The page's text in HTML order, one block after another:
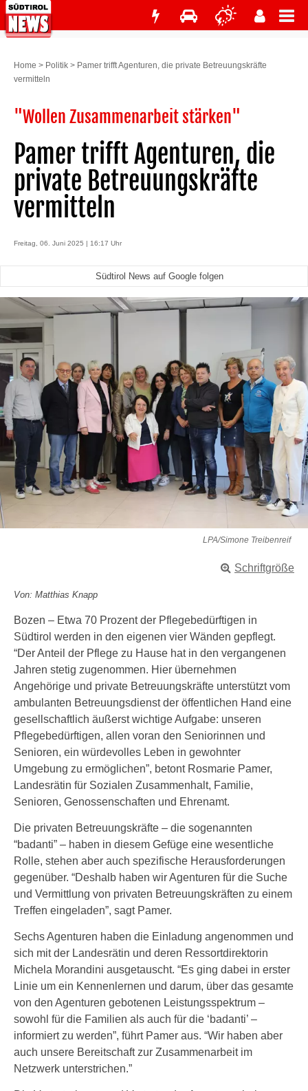
Home > Politik > Pamer trifft Agenturen, die private Betreuungskräfte
vermitteln
"Wollen Zusammenarbeit stärken"
Pamer trifft Agenturen, die
private Betreuungskräfte
vermitteln
Freitag, 06. Juni 2025 | 16:17 Uhr
Südtirol News auf Google folgen
LPA/Simone Treibenreif
Schriftgröße
Von: Matthias Knapp
Bozen – Etwa 70 Prozent der Pflegebedürftigen in
Südtirol werden in den eigenen vier Wänden gepflegt.
“Der Anteil der Pflege zu Hause hat in den vergangenen
Jahren stetig zugenommen. Hier übernehmen
Angehörige und private Betreuungskräfte unterstützt vom
ambulanten Betreuungsdienst der öffentlichen Hand eine
gesellschaftlich äußerst wichtige Aufgabe: unseren
Pflegebedürftigen, allen voran den Seniorinnen und
Senioren, ein würdevolles Leben in gewohnter
Umgebung zu ermöglichen”, betont Rosmarie Pamer,
Landesrätin für Sozialen Zusammenhalt, Familie,
Senioren, Genossenschaften und Ehrenamt.
Die privaten Betreuungskräfte – die sogenannten
“badanti” – haben in diesem Gefüge eine wesentliche
Rolle, stehen aber auch spezifische Herausforderungen
gegenüber. “Deshalb haben wir Agenturen für die Suche
und Vermittlung von privaten Betreuungskräften zu einem
Treffen eingeladen”, sagt Pamer.
Sechs Agenturen haben die Einladung angenommen und
sich mit der Landesrätin und deren Ressortdirektorin
Michela Morandini ausgetauscht. “Es ging dabei in erster
Linie um ein Kennenlernen und darum, über das gesamte
von den Agenturen gebotenen Leistungsspektrum –
sowohl für die Familien als auch für die ‘badanti’ –
informiert zu werden”, führt Pamer aus. “Wir haben aber
auch unsere Bereitschaft zur Zusammenarbeit im
Netzwerk unterstrichen.”